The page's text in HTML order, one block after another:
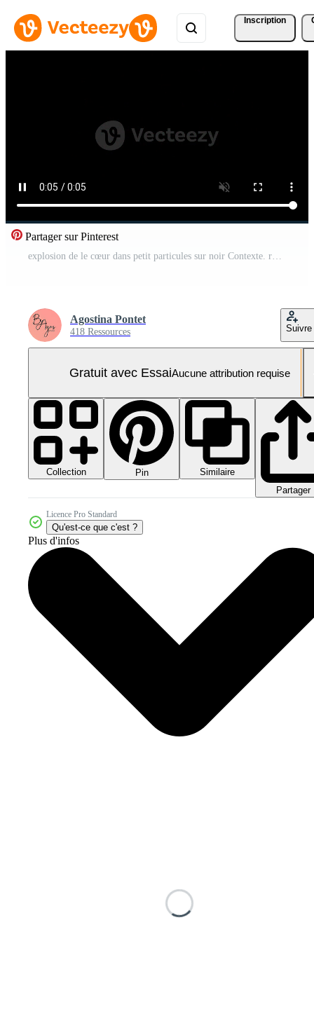
Inscription
Partager sur Pinterest
explosion de le cœur dans petit particules sur noir Contexte. rose et violet Couleur embrasé particule éclatement. cœur en forme de la Saint-Valentin journée explosion Vidéo Pro
Agostina Pontet
418 Ressources Suivre
Gratuit avec EssaiAucune attribution requise
Collection Pin
Similaire
Partager
Licence Pro Standard
Qu'est-ce que c'est ?
Plus d'infos